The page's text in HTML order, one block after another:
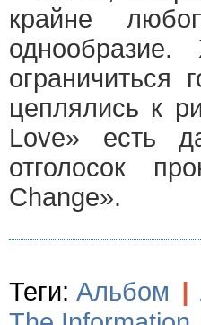
крайне
однообразие.
цеплялись к
Love» есть
отголосок
Change».
Теги: Альбом |